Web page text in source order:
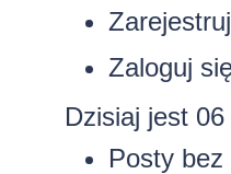
Zaloguj
Dzisiaj jest
Posty bez